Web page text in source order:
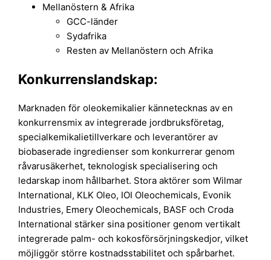
Mellanöstern & Afrika
GCC-länder
Sydafrika
Resten av Mellanöstern och Afrika
Konkurrenslandskap:
Marknaden för oleokemikalier kännetecknas av en
konkurrensmix av integrerade jordbruksföretag,
specialkemikalietillverkare och leverantörer av
biobaserade ingredienser som konkurrerar genom
råvarusäkerhet, teknologisk specialisering och
ledarskap inom hållbarhet. Stora aktörer som Wilmar
International, KLK Oleo, IOI Oleochemicals, Evonik
Industries, Emery Oleochemicals, BASF och Croda
International stärker sina positioner genom vertikalt
integrerade palm- och kokosförsörjningskedjor, vilket
möjliggör större kostnadsstabilitet och spårbarhet.